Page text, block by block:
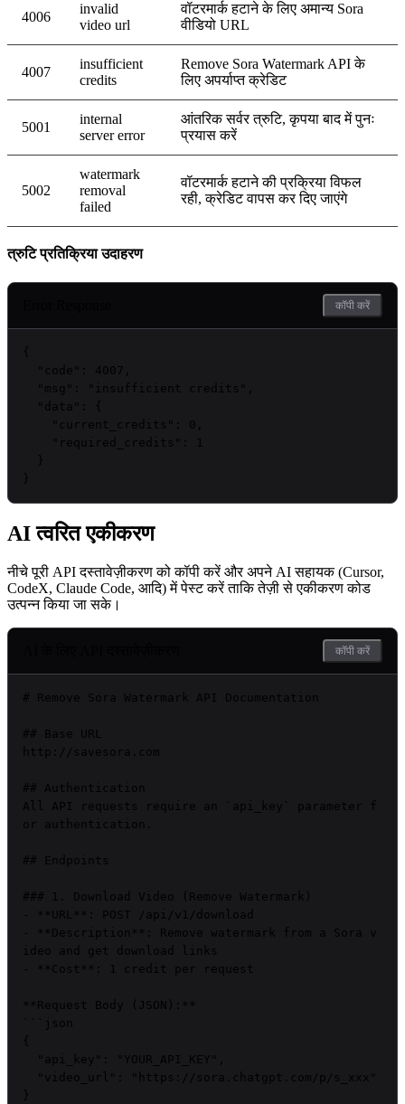
4006
invalid
video url
वॉटरमार्क हटाने के लिए अमान्य Sora
वीडियो URL
4007
insufficient
credits
Remove Sora Watermark API के
लिए अपर्याप्त क्रेडिट
5001
internal
server error
आंतरिक सर्वर त्रुटि, कृपया बाद में पुनः
प्रयास करें
5002
watermark
removal
failed
वॉटरमार्क हटाने की प्रक्रिया विफल
रही, क्रेडिट वापस कर दिए जाएंगे
त्रुटि प्रतिक्रिया उदाहरण
कॉपी करें
{
"code" : 4007
"msg" : "insufficient credits"
"data" : {
"current_credits" : 0
"required_credits" :
1
}
AI त्वरित एकीकरण
नीचे पूरी API दस्तावेज़ीकरण को कॉपी करें और अपने AI सहायक (Cursor,
CodeX, Claude Code, आदि) में पेस्ट करें ताकि तेज़ी से एकीकरण कोड
उत्पन्न किया जा सके।
कॉपी करें
# Remove Sora Watermark API Documentation
## Base URL
http://savesora.com
## Authentication
All API requests require an `api_key` parameter f
or authentication.
## Endpoints
### 1. Download Video (Remove Watermark)
- **URL**: POST /api/v1/download
- **Description**: Remove watermark from a Sora v
ideo and get download links
- **Cost**: 1 credit per request
**Request Body (JSON):**
```json
{
}